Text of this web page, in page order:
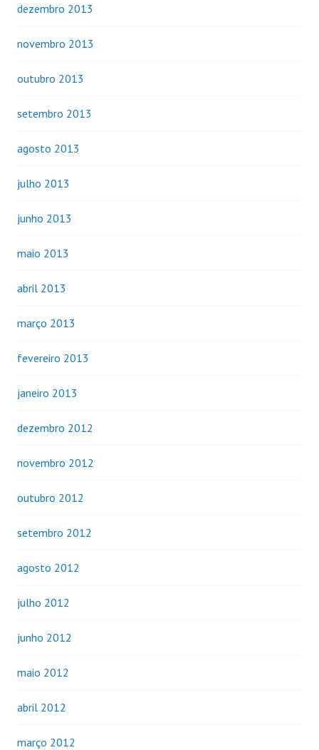
dezembro 2013
novembro 2013
outubro 2013
setembro 2013
agosto 2013
julho 2013
junho 2013
maio 2013
abril 2013
março 2013
fevereiro 2013
janeiro 2013
dezembro 2012
novembro 2012
outubro 2012
setembro 2012
agosto 2012
julho 2012
junho 2012
maio 2012
abril 2012
março 2012